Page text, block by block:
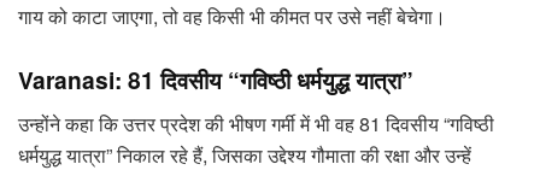
गाय को काटा जाएगा, तो वह किसी भी कीमत पर उसे नहीं बेचेगा।
Varanasi: 81 दिवसीय “गविष्ठी धर्मयुद्ध यात्रा”
उन्होंने कहा कि उत्तर प्रदेश की भीषण गर्मी में भी वह 81 दिवसीय “गविष्ठी
धर्मयुद्ध यात्रा” निकाल रहे हैं, जिसका उद्देश्य गौमाता की रक्षा और उन्हें